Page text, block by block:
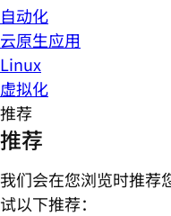
自动化
云原生应用
Linux
虚拟化
推荐
推荐
我们会在您浏览时推荐
试以下推荐：